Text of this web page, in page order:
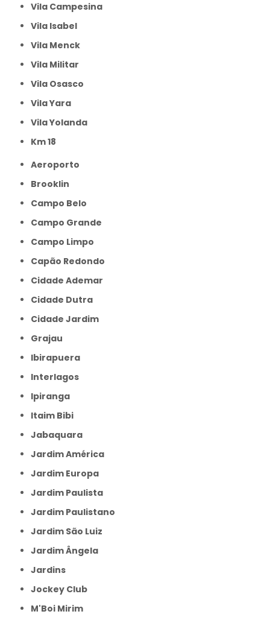
Vila Campesina
Vila Isabel
Vila Menck
Vila Militar
Vila Osasco
Vila Yara
Vila Yolanda
km 18
Aeroporto
Brooklin
Campo Belo
Campo Grande
Campo Limpo
Capão Redondo
Cidade Ademar
Cidade Dutra
Cidade Jardim
Grajau
Ibirapuera
Interlagos
Ipiranga
Itaim Bibi
Jabaquara
Jardim América
Jardim Europa
Jardim Paulista
Jardim Paulistano
Jardim São Luiz
Jardim Ângela
Jardins
Jockey Club
M'Boi Mirim